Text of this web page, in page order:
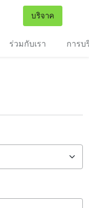
บริจาค
ร่วมกับเรา การบ